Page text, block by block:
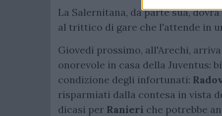
La Salernitana, da parte sua,
al trittico di gare che l'attende in
Giovedì prossimo, all'Arechi,
onorevole in casa della Juventus:
condizione degli infortunati:
risparmiati dalla contesa in vista
dicasi per Ranieri che potrebbe